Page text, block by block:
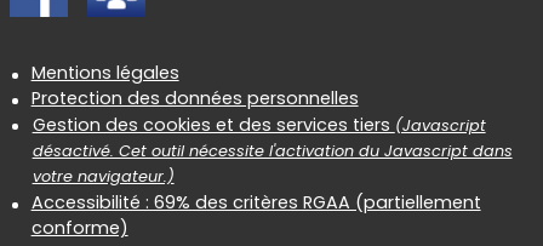
Informations réglementaires
Mentions légales
Protection des données personnelles
Gestion des cookies et des services tiers (Javascript
désactivé. Cet outil nécessite l'activation du Javascript dans
votre navigateur.)
Accessibilité : 69% des critères RGAA (partiellement
conforme)